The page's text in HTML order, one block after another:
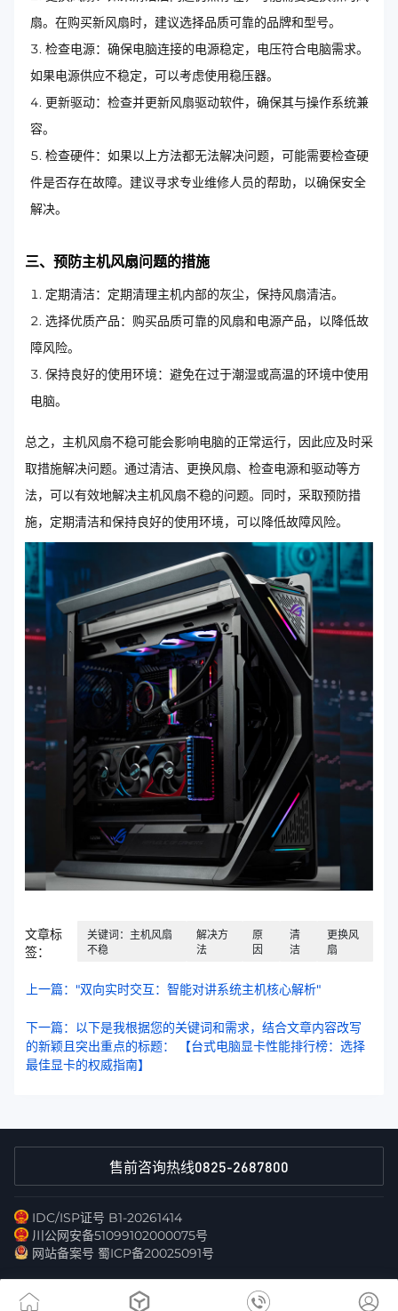
扇。在购买新风扇时，建议选择品质可靠的品牌和型号。
检查电源：确保电脑连接的电源稳定，电压符合电脑需求。
如果电源供应不稳定，可以考虑使用稳压器。
更新驱动：检查并更新风扇驱动软件，确保其与操作系统兼
容。
检查硬件：如果以上方法都无法解决问题，可能需要检查硬
件是否存在故障。建议寻求专业维修人员的帮助，以确保安全
解决。
三、预防主机风扇问题的措施
定期清洁：定期清理主机内部的灰尘，保持风扇清洁。
选择优质产品：购买品质可靠的风扇和电源产品，以降低故
障风险。
保持良好的使用环境：避免在过于潮湿或高温的环境中使用
电脑。
总之，主机风扇不稳可能会影响电脑的正常运行，因此应及时采
取措施解决问题。通过清洁、更换风扇、检查电源和驱动等方
法，可以有效地解决主机风扇不稳的问题。同时，采取预防措
施，定期清洁和保持良好的使用环境，可以降低故障风险。
文章标
签：
关键词：主机风扇
不稳
解决方
法
原
因
清
洁
更换风
扇
上一篇："双向实时交互：智能对讲系统主机核心解析"
下一篇：以下是我根据您的关键词和需求，结合文章内容改写
的新颖且突出重点的标题： 【台式电脑显卡性能排行榜：选择
最佳显卡的权威指南】
售前咨询热线0825-2687800
IDC/ISP证号 B1-20261414
川公网安备51099102000075号
网站备案号 蜀ICP备20025091号